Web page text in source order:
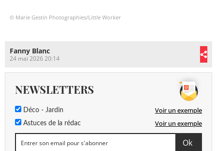
© Marie Gestin Photographies/Little Worker
Fanny Blanc
24 mai 2026 20:14
NEWSLETTERS
Déco - Jardin Voir un exemple
Astuces de la rédac Voir un exemple